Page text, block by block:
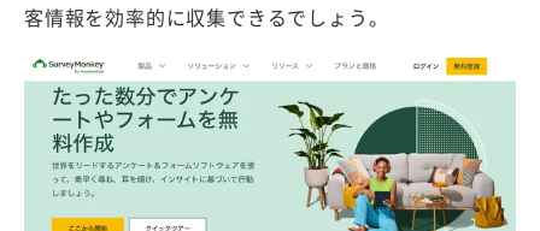
客情報を効率的に収集できるでしょう。